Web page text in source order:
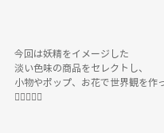
今回は妖精をイメージした
淡い色味の商品をセレクトし、
小物やポップ、お花で世界観を作
🧚‍♀️✨✨✨